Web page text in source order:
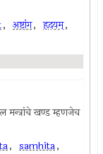
, अष्टांग, हृदयम्,
मन्त्रांचे खण्ड म्हणजेच
, samhita,